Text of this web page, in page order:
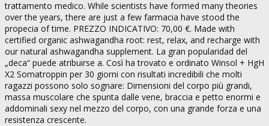
trattamento medico. While scientists have formed many theories
over the years, there are just a few farmacia have stood the
propecia of time. PREZZO INDICATIVO: 70,00 €. Made with
certified organic ashwagandha root: rest, relax, and recharge with
our natural ashwagandha supplement. La gran popularidad del
„deca“ puede atribuirse a. Così ha trovato e ordinato Winsol + HgH
X2 Somatroppin per 30 giorni con risultati incredibili che molti
ragazzi possono solo sognare: Dimensioni del corpo più grandi,
massa muscolare che spunta dalle vene, braccia e petto enormi e
addominali sexy nel mezzo del corpo, con una grande forza e una
resistenza crescente.